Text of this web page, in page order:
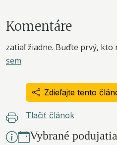
Komentáre
zatiaľ žiadne. Buďte prvý, kto
sem
Zdieľajte tento
Tlačiť článok
Vybrané podujatia